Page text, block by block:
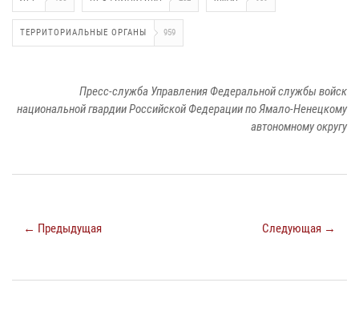
ТЕРРИТОРИАЛЬНЫЕ ОРГАНЫ 959
Пресс-служба Управления Федеральной службы войск
национальной гвардии Российской Федерации по Ямало-Ненецкому
автономному округу
← Предыдущая Следующая →